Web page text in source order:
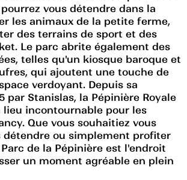
vous détendre dans la
les animaux de la petite ferme,
des terrains de sport et des
Le parc abrite également des
telles qu'un kiosque baroque et
qui ajoutent une touche de
verdoyant. Depuis sa
par Stanislas, la Pépinière Royale
lieu incontournable pour les
Que vous souhaitiez vous
détendre ou simplement profiter
de la Pépinière est l'endroit
un moment agréable en plein